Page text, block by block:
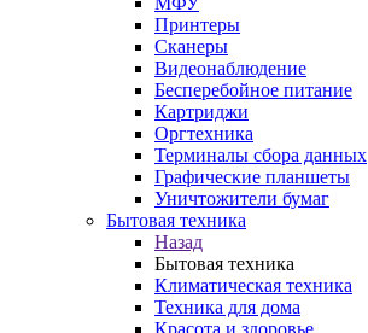
Принтеры
Сканеры
Видеонаблюдение
Бесперебойное питание
Картриджи
Оргтехника
Терминалы сбора данных
Графические планшеты
Уничтожители бумаг
Бытовая техника
Назад
Бытовая техника
Климатическая техника
Техника для дома
Красота и здоровье